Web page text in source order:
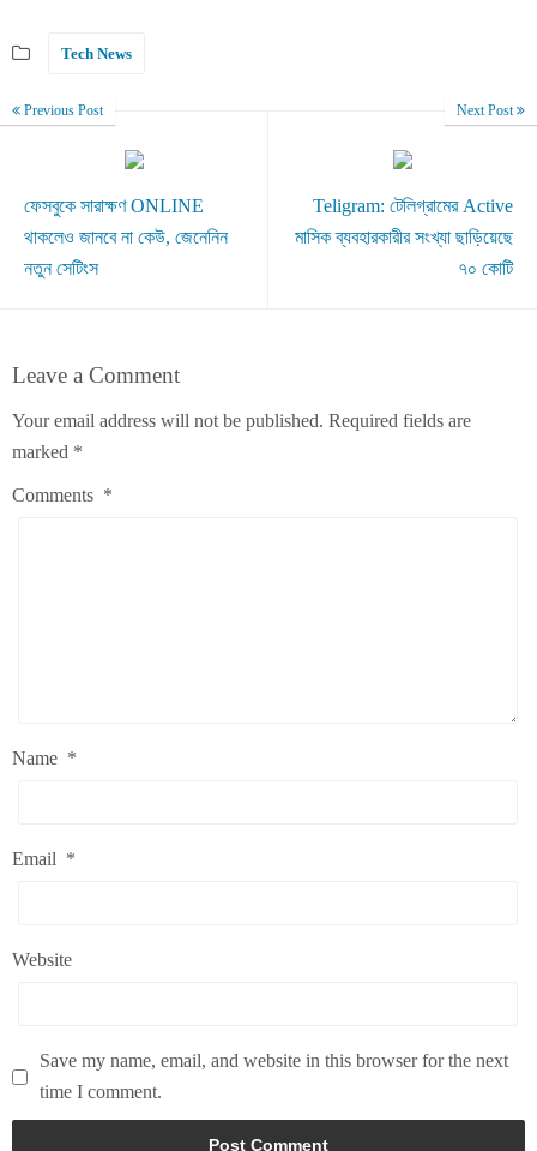
Tech News
Previous Post
ফেসবুকে সারাক্ষণ ONLINE
থাকলেও জানবে না কেউ, জেনেনিন
নতুন সেটিংস
Next Post
Teligram: টেলিগ্রামের Active
মাসিক ব্যবহারকারীর সংখ্যা ছাড়িয়েছে
৭০ কোটি
Leave a Comment
Your email address will not be published. Required fields are
marked *
Comments *
Name *
Email *
Website
Save my name, email, and website in this browser for the next
time I comment.